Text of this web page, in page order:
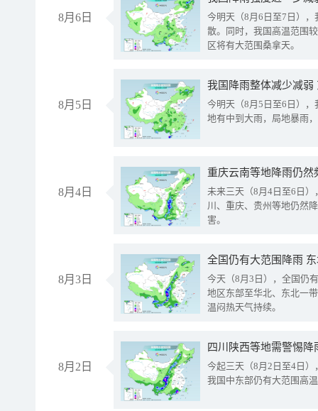
8月6日
今明天（8月6日至7日）
散。同时，我国高温范围
区将有大范围桑拿天。
8月5日
我国降雨整体减少减弱
今明天（8月5日至6日）
地有中到大雨，局地暴雨
8月4日
重庆云南等地降雨仍然
未来三天（8月4日至6日
川、重庆、贵州等地仍然
害。
8月3日
全国仍有大范围降雨
今天（8月3日），全国仍
地区东部至华北、东北一
温闷热天气持续。
8月2日
今起三天（8月2日至4日
我国中东部仍有大范围高